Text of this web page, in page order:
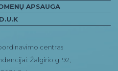
APSAUGA
D.U.K
centras
Žalgirio g. 92,